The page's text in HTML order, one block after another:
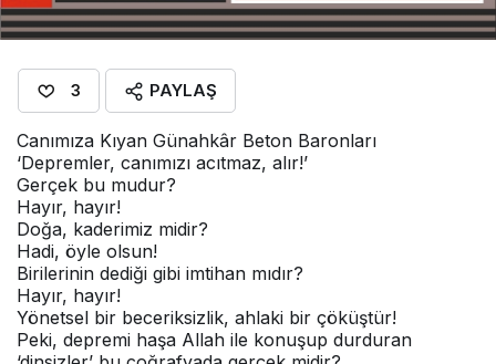
3 PAYLAŞ
Canımıza Kıyan Günahkâr Beton Baronları
‘Depremler, canımızı acıtmaz, alır!’
Gerçek bu mudur?
Hayır, hayır!
Doğa, kaderimiz midir?
Hadi, öyle olsun!
Birilerinin dediği gibi imtihan mıdır?
Hayır, hayır!
Yönetsel bir beceriksizlik, ahlaki bir çöküştür!
Peki, depremi haşa Allah ile konuşup durduran